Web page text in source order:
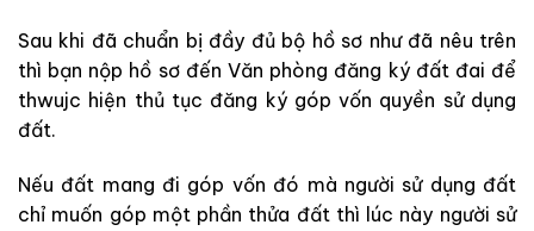
Sau khi đã chuẩn bị đầy đủ bộ hồ sơ như đã nêu trên
thì bạn nộp hồ sơ đến Văn phòng đăng ký đất đai để
thwujc hiện thủ tục đăng ký góp vốn quyền sử dụng
đất.
Nếu đất mang đi góp vốn đó mà người sử dụng đất
chỉ muốn góp một phần thửa đất thì lúc này người sử